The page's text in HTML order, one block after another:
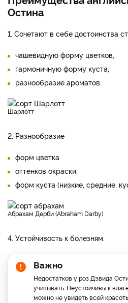
Остина
1. Сочетают в себе достоинства
чашевидную форму цветков,
гармоничную форму куста,
разнообразие ароматов.
Шарлотт
2. Разнообразие
форм цветка
оттенков окраски,
форм куста (низкие, средние,
Абрахам Дерби (Abraham Darby)
4. Устойчивость к болезням.
Важно
Недостатков у роз Дэвида
учитывать. Неустойчивы к
можно не увидеть всей